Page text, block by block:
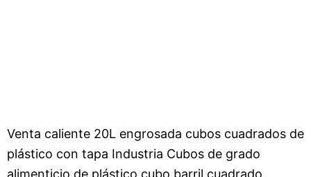
Venta caliente 20L engrosada cubos cuadrados de
plástico con tapa Industria Cubos de grado
alimenticio de plástico cubo barril cuadrado